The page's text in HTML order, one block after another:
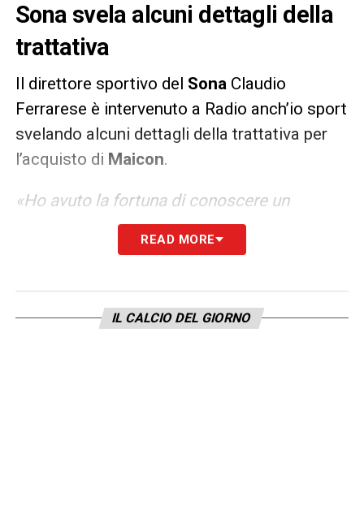
Sona svela alcuni dettagli della
trattativa
Il direttore sportivo del SonaClaudio
Ferrarese è intervenuto a Radio anch’io sport
svelando alcuni dettagli della trattativa per
l’acquisto di Maicon.
«Ho avuto la fortuna di conoscere un
collaboratore brasiliano che mi disse che
Maicon voleva tornare in Italia. Sembrava
all’aeroporto di Roma, non ero convinto che
READ MORE
IL CALCIO DEL GIORNO